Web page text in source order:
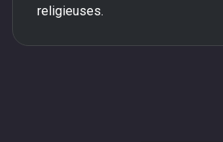
religieuses.